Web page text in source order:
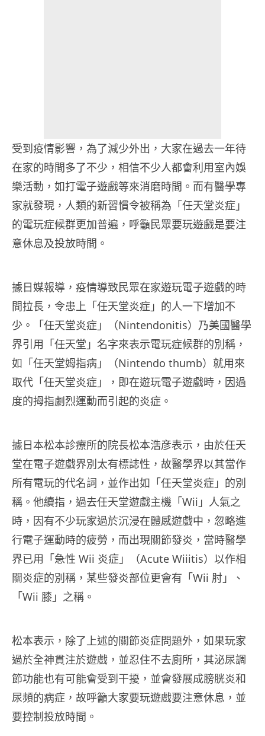
受到疫情影響，為了減少外出，大家在過去一年待
在家的時間多了不少，相信不少人都會利用室內娛
樂活動，如打電子遊戲等來消磨時間。而有醫學專
家就發現，人類的新習慣令被稱為「任天堂炎症」
的電玩症候群更加普遍，呼籲民眾要玩遊戲是要注
意休息及投放時間。
據日媒報導，疫情導致民眾在家遊玩電子遊戲的時
間拉長，令患上「任天堂炎症」的人一下增加不
少。「任天堂炎症」（Nintendonitis）乃美國醫學
界引用「任天堂」名字來表示電玩症候群的別稱，
如「任天堂姆指病」（Nintendo thumb）就用來
取代「任天堂炎症」，即在遊玩電子遊戲時，因過
度的拇指劇烈運動而引起的炎症。
據日本松本診療所的院長松本浩彦表示，由於任天
堂在電子遊戲界別太有標誌性，故醫學界以其當作
所有電玩的代名詞，並作出如「任天堂炎症」的別
稱。他續指，過去任天堂遊戲主機「Wii」人氣之
時，因有不少玩家過於沉浸在體感遊戲中，忽略進
行電子運動時的疲勞，而出現關節發炎，當時醫學
界已用「急性 Wii 炎症」（Acute Wiiitis）以作相
關炎症的別稱，某些發炎部位更會有「Wii 肘」、
「Wii 膝」之稱。
松本表示，除了上述的關節炎症問題外，如果玩家
過於全神貫注於遊戲，並忍住不去廁所，其泌尿調
節功能也有可能會受到干擾，並會發展成膀胱炎和
尿頻的病症，故呼籲大家要玩遊戲要注意休息，並
要控制投放時間。